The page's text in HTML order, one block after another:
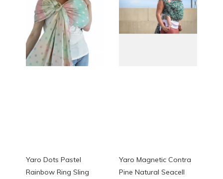
Yaro Dots Pastel
Rainbow Ring Sling
Yaro Magnetic Contra
Pine Natural Seacell